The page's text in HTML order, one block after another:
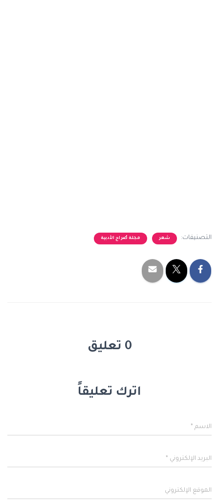
التصنيفات: شعر مجلة صُراح الأدبية
0 تعليق
اترك تعليقاً
الاسم *
البريد الإلكتروني *
الموقع الإلكتروني